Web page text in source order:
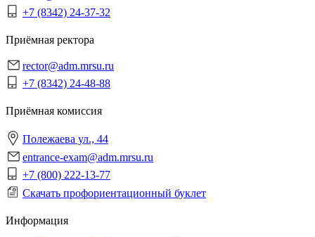
+7 (8342) 24-37-32
Приёмная ректора
rector@adm.mrsu.ru
+7 (8342) 24-48-88
Приёмная комиссия
Полежаева ул., 44
entrance-exam@adm.mrsu.ru
+7 (800) 222-13-77
Скачать профориентационный буклет
Информация